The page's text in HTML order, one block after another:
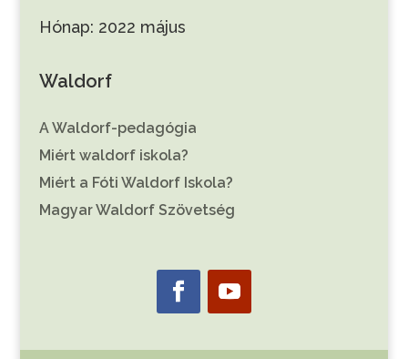
Hónap: 2022 május
Waldorf
A Waldorf-pedagógia
Miért waldorf iskola?
Miért a Fóti Waldorf Iskola?
Magyar Waldorf Szövetség